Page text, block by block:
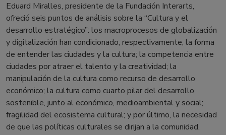
Eduard Miralles, presidente de la Fundación Interarts,
ofreció seis puntos de análisis sobre la “Cultura y el
desarrollo estratégico”: los macroprocesos de globalización
y digitalización han condicionado, respectivamente, la forma
de entender las ciudades y la cultura; la competencia entre
ciudades por atraer el talento y la creatividad; la
manipulación de la cultura como recurso de desarrollo
económico; la cultura como cuarto pilar del desarrollo
sostenible, junto al económico, medioambiental y social;
fragilidad del ecosistema cultural; y por último, la necesidad
de que las políticas culturales se dirijan a la comunidad.